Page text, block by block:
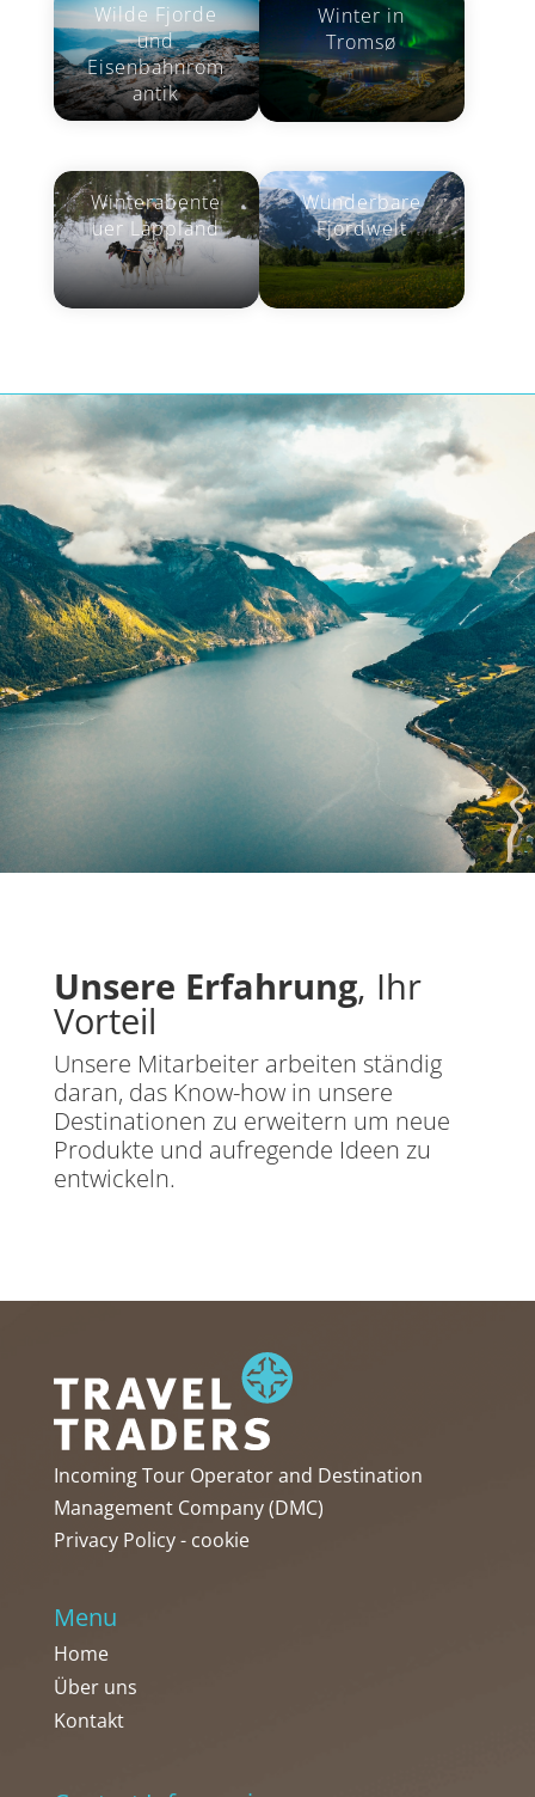
Wilde Fjorde
und
Eisenbahnrom
antik
Winter in
Tromsø
Winterabente
uer Lappland
Wunderbare
Fjordwelt
Unsere Erfahrung, Ihr
Vorteil
Unsere Mitarbeiter arbeiten ständig
daran, das Know-how in unsere
Destinationen zu erweitern um neue
Produkte und aufregende Ideen zu
entwickeln.
Incoming Tour Operator and Destination
Management Company (DMC)
Privacy Policy- cookie
Menu
Home
Über uns
Kontakt